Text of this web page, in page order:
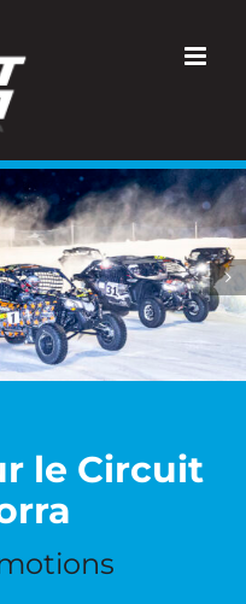
le Circuit